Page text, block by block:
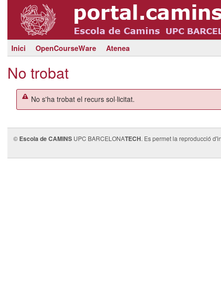
Inici OpenCourseWare Atenea
No trobat
No s'ha trobat el recurs sol·licitat.
© Escola de CAMINS UPC BARCELONATECH. Es permet la reproducció